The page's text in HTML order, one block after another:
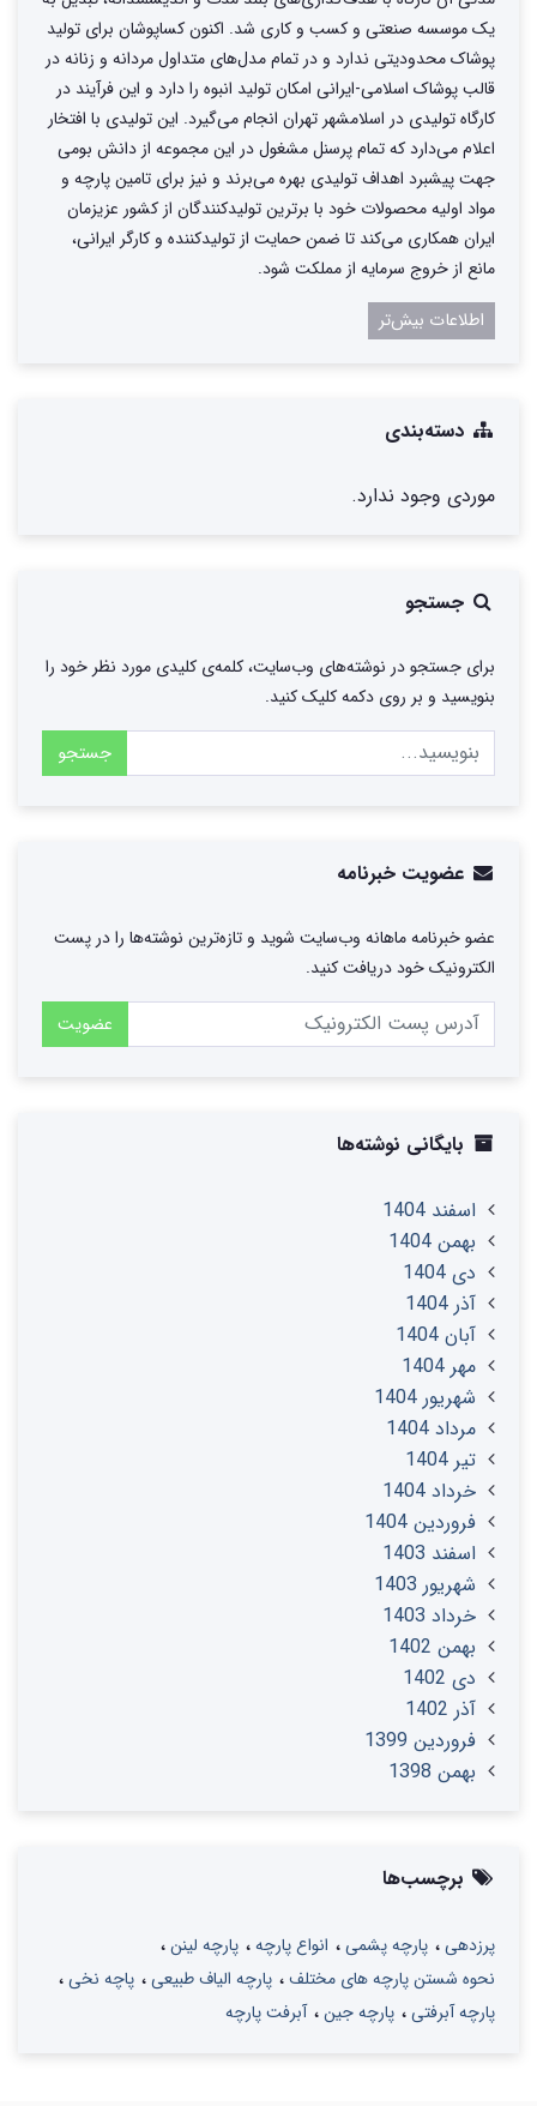
یک موسسه صنعتی و کسب و کاری شد. اکنون کساپوشان برای تولید
پوشاک محدودیتی ندارد و در تمام مدل‌های متداول مردانه و زنانه در
قالب پوشاک اسلامی-ایرانی امکان تولید انبوه را دارد و این فرآیند در
کارگاه تولیدی در اسلامشهر تهران انجام می‌گیرد. این تولیدی با افتخار
اعلام می‌دارد که تمام پرسنل مشغول در این مجموعه از دانش بومی
جهت پیشبرد اهداف تولیدی بهره می‌برند و نیز برای تامین پارچه و
مواد اولیه محصولات خود با برترین تولیدکنندگان از کشور عزیزمان
ایران همکاری می‌کند تا ضمن حمایت از تولیدکننده و کارگر ایرانی،
مانع از خروج سرمایه از مملکت شود.
اطلاعات بیش‌تر
دسته‌بندی
موردی وجود ندارد.
جستجو
برای جستجو در نوشته‌های وب‌سایت، کلمه‌ی کلیدی مورد نظر خود را
بنویسید و بر روی دکمه کلیک کنید.
جستجو
عضویت خبرنامه
عضو خبرنامه ماهانه وب‌سایت شوید و تازه‌ترین نوشته‌ها را در پست
الکترونیک خود دریافت کنید.
عضویت
بایگانی نوشته‌ها
اسفند 1404
بهمن 1404
دی 1404
آذر 1404
آبان 1404
مهر 1404
شهریور 1404
مرداد 1404
تير 1404
خرداد 1404
فروردین 1404
اسفند 1403
شهریور 1403
خرداد 1403
بهمن 1402
دی 1402
آذر 1402
فروردین 1399
بهمن 1398
برچسب‌ها
پرزدهی پارچه پشمی انواع پارچه
پارچه لینن
نحوه شستن پارچه های مختلف
پارچه الیاف طبیعی
پاچه نخی
پارچه آبرفتی
پارچه جین آبرفت پارچه